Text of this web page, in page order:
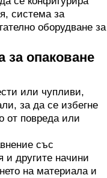
система за
оборудване за
за опаковане
или чупливи,
за да се избегне
от повреда или
със
и другите начини
на материала и